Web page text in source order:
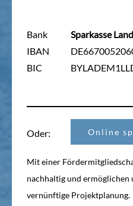
Bank
IBAN
BIC
Sparkasse
Oder: Online
Mit einer
nachhaltig und ermöglichen
vernünftige Projektplanung.